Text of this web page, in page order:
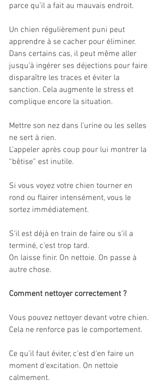
parce qu’il a fait au mauvais endroit.
Un chien régulièrement puni peut
apprendre à se cacher pour éliminer.
Dans certains cas, il peut même aller
jusqu’à ingérer ses déjections pour faire
disparaître les traces et éviter la
sanction. Cela augmente le stress et
complique encore la situation.
Mettre son nez dans l’urine ou les selles
ne sert à rien.
L’appeler après coup pour lui montrer la
“bêtise” est inutile.
Si vous voyez votre chien tourner en
rond ou flairer intensément, vous le
sortez immédiatement.
S’il est déjà en train de faire ou s’il a
terminé, c’est trop tard.
On laisse finir. On nettoie. On passe à
autre chose.
Comment nettoyer correctement ?
Vous pouvez nettoyer devant votre chien.
Cela ne renforce pas le comportement.
Ce qu’il faut éviter, c’est d’en faire un
moment d’excitation. On nettoie
calmement.